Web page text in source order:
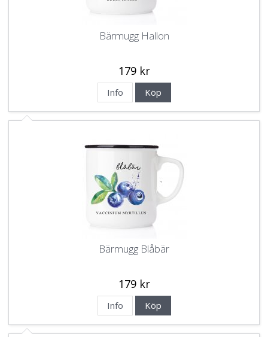
Bärmugg Hallon
179 kr
Info Köp
Bärmugg Blåbär
179 kr
Info Köp